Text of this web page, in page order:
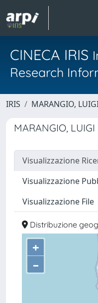
CINECA IRIS
Research
IRIS MARANGIO,
MARANGIO, LUIGI
Visualizzazione
Visualizzazione
Visualizzazione File
Distribuzione
+
–